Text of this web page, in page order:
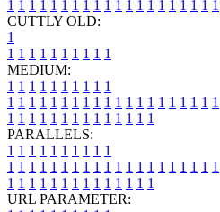
1 1 1 1 1 1 1 1 1 1 1 1 1 1 1 1 1 1 1 1
CUTTLY OLD:
1
1 1 1 1 1 1 1 1 1 1
MEDIUM:
1 1 1 1 1 1 1 1 1 1
1 1 1 1 1 1 1 1 1 1 1 1 1 1 1 1 1 1 1 1
1 1 1 1 1 1 1 1 1 1 1 1 1 1
PARALLELS:
1 1 1 1 1 1 1 1 1 1
1 1 1 1 1 1 1 1 1 1 1 1 1 1 1 1 1 1 1 1
1 1 1 1 1 1 1 1 1 1 1 1 1 1
URL PARAMETER: